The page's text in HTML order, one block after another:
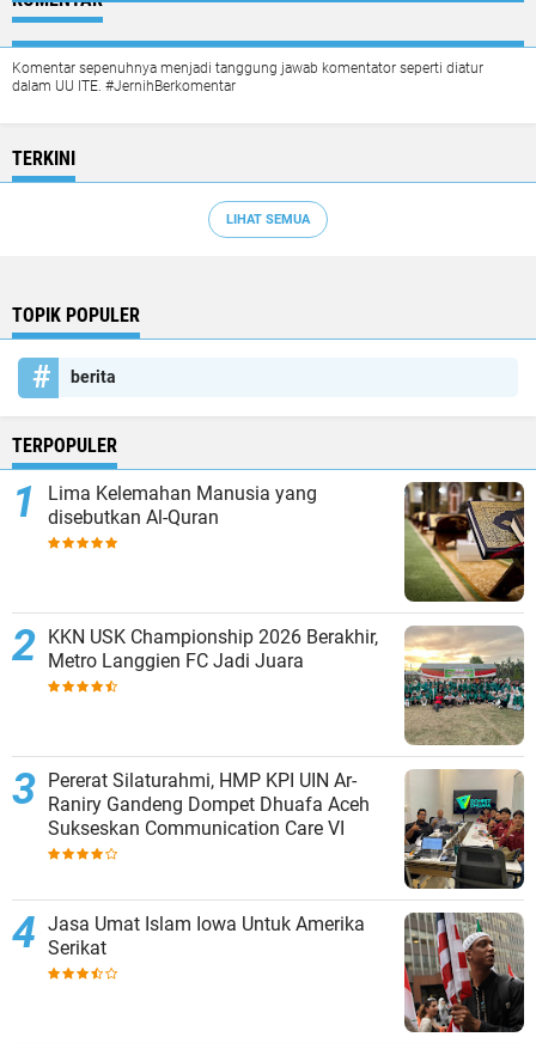
Komentar sepenuhnya menjadi tanggung jawab komentator seperti diatur
dalam UU ITE. #JernihBerkomentar
TERKINI
LIHAT SEMUA
TOPIK POPULER
berita
TERPOPULER
Lima Kelemahan Manusia yang
disebutkan Al-Quran
KKN USK Championship 2026 Berakhir,
Metro Langgien FC Jadi Juara
Pererat Silaturahmi, HMP KPI UIN Ar-
Raniry Gandeng Dompet Dhuafa Aceh
Sukseskan Communication Care VI
Jasa Umat Islam Iowa Untuk Amerika
Serikat